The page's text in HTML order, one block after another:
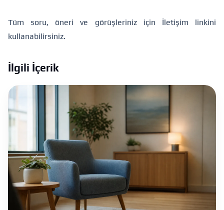
Tüm soru, öneri ve görüşleriniz için İletişim linkini
kullanabilirsiniz.
İlgili İçerik